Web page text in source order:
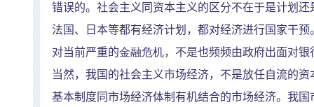
错误的。社会主义同资本主义的区分不在于是计划
法国、日本等都有经济计划，都对经济进行国家干
对当前严重的金融危机，不是也频频由政府出面对
当然，我国的社会主义市场经济，不是放任自流的
基本制度同市场经济体制有机结合的市场经济。我